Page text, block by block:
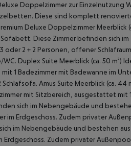
Doppelzimmer zur Einzelnutzung
Diese sind komplett
Deluxe Doppelzimmer Meerblick
Diese Zimmer befinden sich im
oder 2 + 2 Personen, offener
WC. Duplex Suite Meerblick (ca. 50 m²)
1 Badezimmer mit Badewanne im
Amus Suite Meerblick (ca. 44
mit Sitzbereich, ausgestattet
sich im Nebengebäude und
im Erdgeschoss. Zudem privater
im Nebengebäude und bestehen aus
Erdgeschoss. Zudem privater